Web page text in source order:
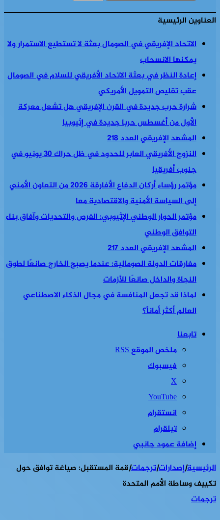
العناوين الرئيسية
الاتحاد الإفريقي في الصومال بعثة لا تستطيع الاستمرار ولا
يمكنها الانسحاب
إعادة النظر في بعثة الاتحاد الأفريقي للسلام في الصومال
عقب تقليص التمويل الأمريكي
شرارة حرب جديدة في القرن الإفريقي هل تشعل معركة
الأول من أغسطس حربا جديدة في إثيوبيا
المشهد الإفريقي العدد 218
النزوح الأفريقي العابر للحدود في ظل حراك 30 يونيو في
جنوب أفريقيا
مؤتمر رؤساء أركان الدفاع الأفارقة 2026 من التعاون الأمني
إلى السياسة الأمنية والاقتصادية معا
مؤتمر الحوار الوطني الإثيوبي: الفرص والتحديات وآفاق بناء
التوافق الوطني
المشهد الإفريقي العدد 217
مفارقات الدولة الصومالية: عندما يصبح الخارج صانعًا لطوق
النجاة والداخل صانعًا للأزمات
لماذا قد تجعل المنافسة في مجال الذكاء الاصطناعي
العالم أكثر أماناً؟
تابعنا
ملخص الموقع RSS
فيسبوك
‫X
‫YouTube
انستقرام
تيلقرام
إضافة عمود جانبي
الرئيسية|إصدارات|ترجمات|قمة المستقبل: صياغة توافق حول
تكييف وساطة الأمم المتحدة
ترجمات